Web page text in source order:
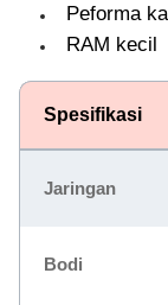
Peforma
RAM kecil
Spesifikasi
Jaringan
Bodi